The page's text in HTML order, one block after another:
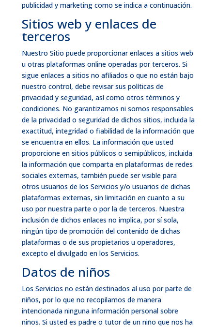
publicidad y marketing como se indica a continuación.
Sitios web y enlaces de
terceros
Nuestro Sitio puede proporcionar enlaces a sitios web
u otras plataformas online operadas por terceros. Si
sigue enlaces a sitios no afiliados o que no están bajo
nuestro control, debe revisar sus políticas de
privacidad y seguridad, así como otros términos y
condiciones. No garantizamos ni somos responsables
de la privacidad o seguridad de dichos sitios, incluida la
exactitud, integridad o fiabilidad de la información que
se encuentra en ellos. La información que usted
proporcione en sitios públicos o semipúblicos, incluida
la información que comparta en plataformas de redes
sociales externas, también puede ser visible para
otros usuarios de los Servicios y/o usuarios de dichas
plataformas externas, sin limitación en cuanto a su
uso por nuestra parte o por la de terceros. Nuestra
inclusión de dichos enlaces no implica, por sí sola,
ningún tipo de promoción del contenido de dichas
plataformas o de sus propietarios u operadores,
excepto el divulgado en los Servicios.
Datos de niños
Los Servicios no están destinados al uso por parte de
niños, por lo que no recopilamos de manera
intencionada ninguna información personal sobre
niños. Si usted es padre o tutor de un niño que nos ha